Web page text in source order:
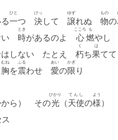
一
ひと
つ 決
けっ
して 譲
ゆず
れぬ 物
もの
の
い 時
とき
があるのよ 心
こころ
燃
も
やし
はしない たとえ 朽
く
ち果
は
て
胸
むね
を震
ふる
わせ 愛
あい
の限
かぎ
り
から） その光
ひかり
（天使
てんし
の様
よう
）